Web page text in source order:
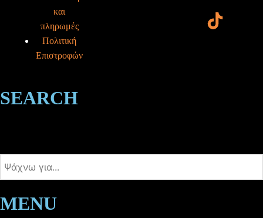
και
πληρωμές
Πολιτική
Επιστροφών
SEARCH
MENU